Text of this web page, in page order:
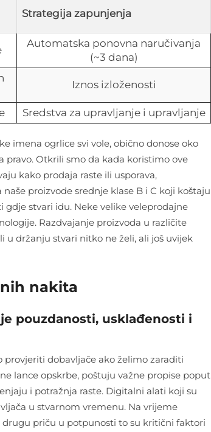
Strategija zapunjenja
Automatska ponovna naručivanja
(~3 dana)
Iznos izloženosti
Sredstva za upravljanje i upravljanje
imena ogrlice svi vole, obično donose oko
pravo. Otkrili smo da kada koristimo ove
kako prodaja raste ili usporava,
proizvode srednje klase B i C koji koštaju
gdje stvari idu. Neke velike veleprodajne
Razdvajanje proizvoda u različite
u držanju stvari nitko ne želi, ali još uvijek
nakita
pouzdanosti, usklađenosti i
dobavljače ako želimo zaraditi
lance opskrbe, poštuju važne propise poput
i potražnja raste. Digitalni alati koji su
u stvarnom vremenu. Na vrijeme
drugu priču u potpunosti to su kritični faktori